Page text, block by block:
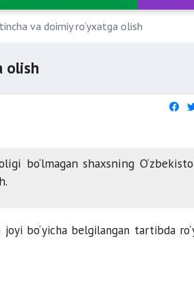
va doimiy ro‘yxatga olish
olish
bo‘lmagan shaxsning
bo‘yicha belgilangan tartibda